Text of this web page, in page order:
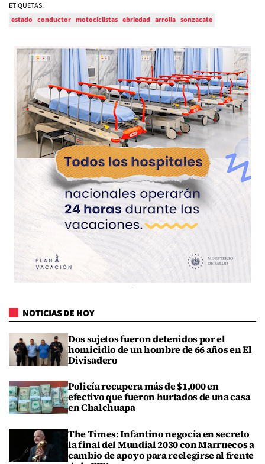
ETIQUETAS:
estado conductor motociclistas ebriedad arrolla sonzacate
NOTICIAS DE HOY
Dos sujetos fueron detenidos por el
homicidio de un hombre de 66 años en El
Divisadero
Policía recupera más de $1,000 en
efectivo que fueron hurtados de una casa
en Chalchuapa
The Times: Infantino negocia en secreto
la final del Mundial 2030 con Marruecos a
cambio de apoyo para reelegirse al frente